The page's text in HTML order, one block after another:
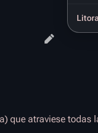
que atraviese todas